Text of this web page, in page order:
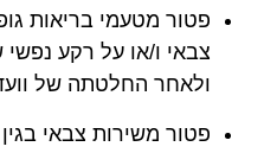
צבאי ו/או על רקע
ולאחר החלטתה של
פטור משירות צבאי